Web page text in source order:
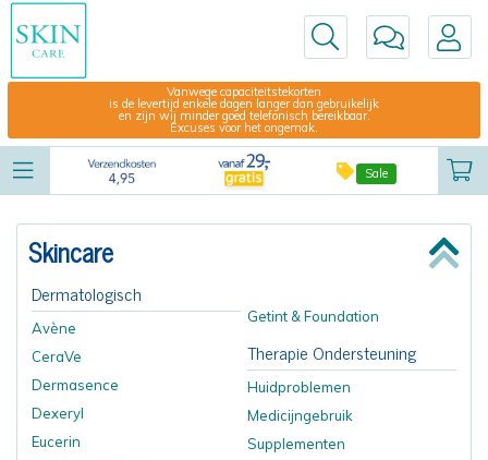
Vanwege capaciteitstekorten
is de levertijd enkele dagen langer dan gebruikelijk
en zijn wij minder goed telefonisch bereikbaar.
Excuses voor het ongemak.
Sale
Skincare
Dermatologisch
Avène
CeraVe
Dermasence
Dexeryl
Eucerin
Getint & Foundation
Therapie Ondersteuning
Huidproblemen
Medicijngebruik
Supplementen